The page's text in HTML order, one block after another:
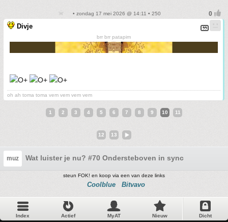
• zondag 17 mei 2026 @ 14:11 • 250
Divje
brr brr patapim
oh ah toma toma vem vem vem vem
1 2 3 4 5 6 7 8 9 10 11
12 13
muz Wat luister je nu? #70 Ondersteboven in sync
steun FOK! en koop via een van deze links
Coolblue Bitvavo
Index Actief MyAT Nieuw Dicht